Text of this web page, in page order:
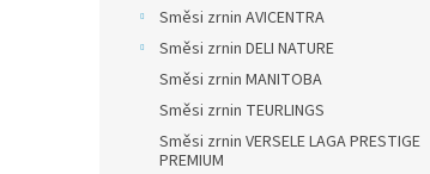
Směsi zrnin AVICENTRA
Směsi zrnin DELI NATURE
Směsi zrnin MANITOBA
Směsi zrnin TEURLINGS
Směsi zrnin VERSELE LAGA PRESTIGE
PREMIUM